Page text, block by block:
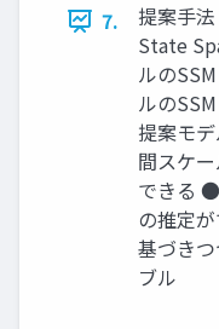
7.
提案手
State
ルの
ルの
提案モ
間スケ
できる
の推定
基づき
ブル